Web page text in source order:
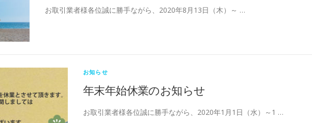
お取引業者様各位誠に勝手ながら、2020年8月13日（木）～ …
お知らせ
年末年始休業のお知らせ
お取引業者様各位誠に勝手ながら、2020年1月1日（水）～1 …